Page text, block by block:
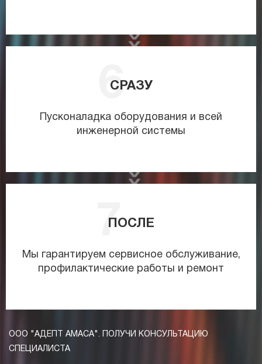
СРАЗУ
Пусконаладка оборудования и всей
инженерной системы
ПОСЛЕ
Мы гарантируем сервисное обслуживание,
профилактические работы и ремонт
ООО "АДЕПТ АМАСА". ПОЛУЧИ КОНСУЛЬТАЦИЮ
СПЕЦИАЛИСТА